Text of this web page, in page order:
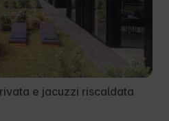
e jacuzzi riscaldata